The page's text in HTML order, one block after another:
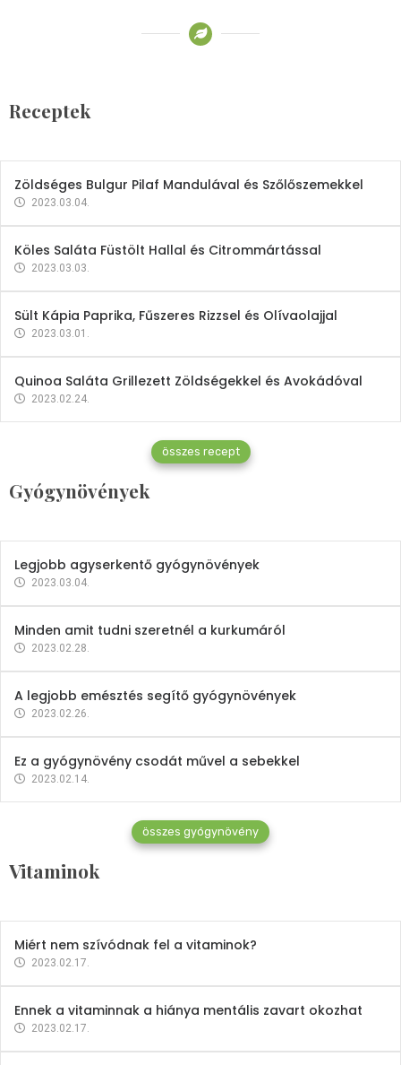
Receptek
2023.03.06.
Zöldséges Bulgur Pilaf Mandulával és Szőlőszemekkel
2023.03.04.
Köles Saláta Füstölt Hallal és Citrommártással
2023.03.03.
Sült Kápia Paprika, Fűszeres Rizzsel és Olívaolajjal
2023.03.01.
Quinoa Saláta Grillezett Zöldségekkel és Avokádóval
2023.02.24.
összes recept
Gyógynövények
Gyógynövények
Mindent a petrezselyemről
2023.12.21.
Legjobb agyserkentő gyógynövények
2023.03.04.
Minden amit tudni szeretnél a kurkumáról
2023.02.28.
A legjobb emésztés segítő gyógynövények
2023.02.26.
Ez a gyógynövény csodát művel a sebekkel
2023.02.14.
összes gyógynövény
Vitaminok
Vitaminok
Mindent a B-12 vitaminról
2023.02.27.
Miért nem szívódnak fel a vitaminok?
2023.02.17.
Ennek a vitaminnak a hiánya mentális zavart okozhat
2023.02.17.